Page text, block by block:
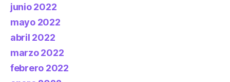
junio 2022
mayo 2022
abril 2022
marzo 2022
febrero 2022